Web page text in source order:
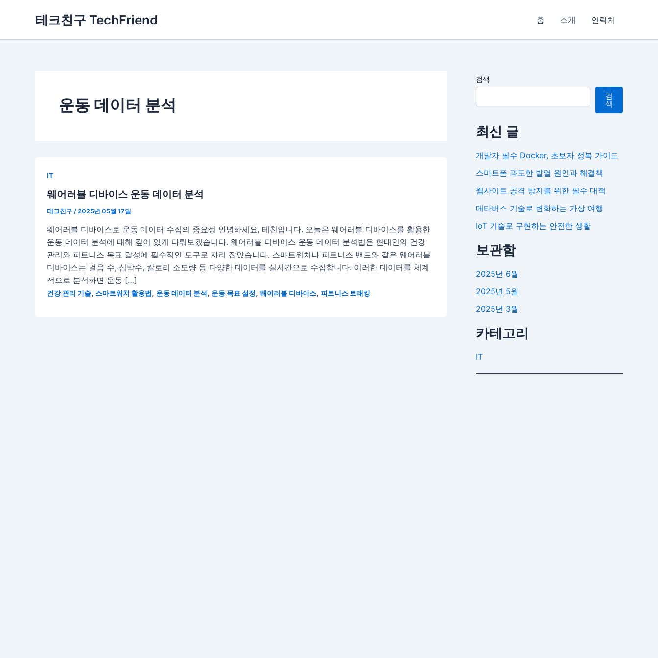
테크친구 TechFriend 홈 소개 연락처
운동 데이터 분석
IT
웨어러블 디바이스 운동 데이터 분석
테크친구 / 2025년 05월 17일
웨어러블 디바이스로 운동 데이터 수집의 중요성 안녕하세요, 테친입니다. 오늘은 웨어러블 디바이스를 활용한
운동 데이터 분석에 대해 깊이 있게 다뤄보겠습니다. 웨어러블 디바이스 운동 데이터 분석법은 현대인의 건강
관리와 피트니스 목표 달성에 필수적인 도구로 자리 잡았습니다. 스마트워치나 피트니스 밴드와 같은 웨어러블
디바이스는 걸음 수, 심박수, 칼로리 소모량 등 다양한 데이터를 실시간으로 수집합니다. 이러한 데이터를 체계
적으로 분석하면 운동 […]
건강 관리 기술, 스마트워치 활용법, 운동 데이터 분석, 운동 목표 설정, 웨어러블 디바이스, 피트니스 트래킹
검색
검
색
최신 글
개발자 필수 Docker, 초보자 정복 가이드
스마트폰 과도한 발열 원인과 해결책
웹사이트 공격 방지를 위한 필수 대책
메타버스 기술로 변화하는 가상 여행
IoT 기술로 구현하는 안전한 생활
보관함
2025년 6월
2025년 5월
2025년 3월
카테고리
IT